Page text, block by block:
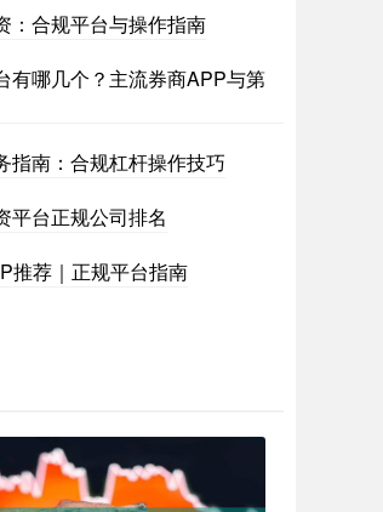
：合规平台与操作指南
有哪几个？主流券商APP与第
指南：合规杠杆操作技巧
平台正规公司排名
推荐｜正规平台指南